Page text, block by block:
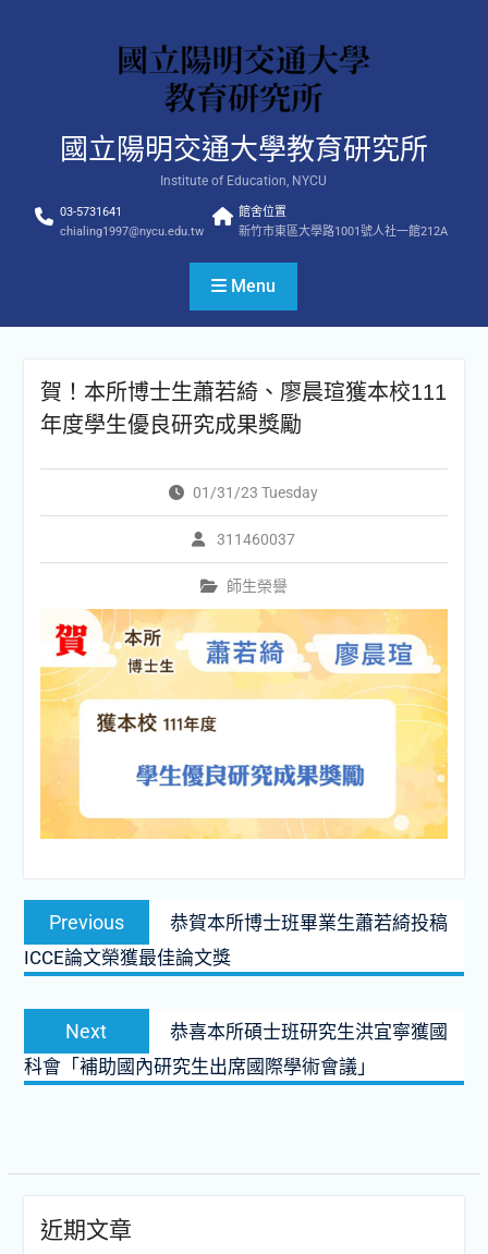
國立陽明交通大學教育研究所
Institute of Education, NYCU
03-5731641
chialing1997@nycu.edu.tw
館舍位置
新竹市東區大學路1001號人社一館212A
Menu
賀！本所博士生蕭若綺、廖晨瑄獲本校111
年度學生優良研究成果獎勵
01/31/23 Tuesday
311460037
師生榮譽
文
導
覽
Previous
Previous
post:
恭賀本所博士班畢業生蕭若綺投稿
ICCE論文榮獲最佳論文獎
Next
Next
post:
恭喜本所碩士班研究生洪宜寧獲國
科會「補助國內研究生出席國際學術會議」
近期文章